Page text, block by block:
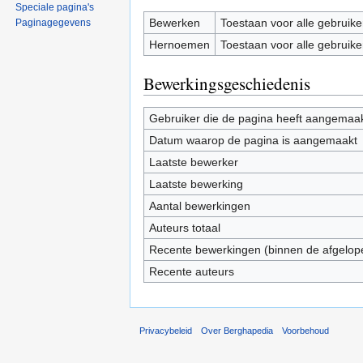
Bewerken
Toestaan voor alle
Hernoemen
Toestaan voor alle
Bewerkingsgeschiedenis
Gebruiker die de pagina heeft
Datum waarop de pagina is aangemaakt
Laatste bewerker
Laatste bewerking
Aantal bewerkingen
Auteurs totaal
Recente bewerkingen (binnen de
Recente auteurs
Speciale pagina's
Paginagegevens
Privacybeleid Over Berghapedia Voorbehoud